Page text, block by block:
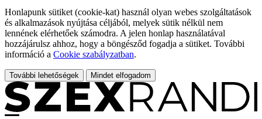
Honlapunk sütiket (cookie-kat) használ olyan webes szolgáltatások
és alkalmazások nyújtása céljából, melyek sütik nélkül nem
lennének elérhetőek számodra. A jelen honlap használatával
hozzájárulsz ahhoz, hogy a böngésződ fogadja a sütiket. További
információ a Cookie szabályzatban.
További lehetőségek Mindet elfogadom